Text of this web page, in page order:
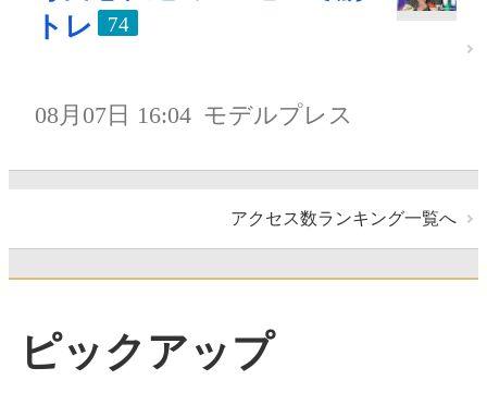
トレ
74
08月07日 16:04 モデルプレス
アクセス数ランキング一覧へ
ピックアップ